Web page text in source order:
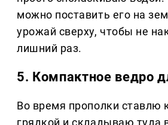
можно поставить его на
урожай сверху, чтобы не
лишний раз.
5. Компактное ведро
Во время прополки ставлю